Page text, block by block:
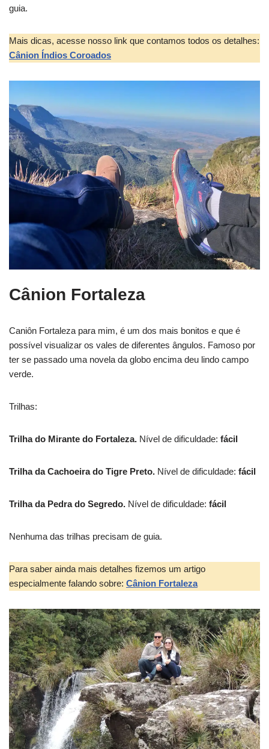
guia.
Mais dicas, acesse nosso link que contamos todos os detalhes:
Cânion Índios Coroados
Cânion Fortaleza
Caniôn Fortaleza para mim, é um dos mais bonitos e que é
possível visualizar os vales de diferentes ângulos. Famoso por
ter se passado uma novela da globo encima deu lindo campo
verde.
Trilhas:
Trilha do Mirante do Fortaleza. Nível de dificuldade: fácil
Trilha da Cachoeira do Tigre Preto. Nível de dificuldade: fácil
Trilha da Pedra do Segredo. Nível de dificuldade: fácil
Nenhuma das trilhas precisam de guia.
Para saber ainda mais detalhes fizemos um artigo
especialmente falando sobre: Cânion Fortaleza